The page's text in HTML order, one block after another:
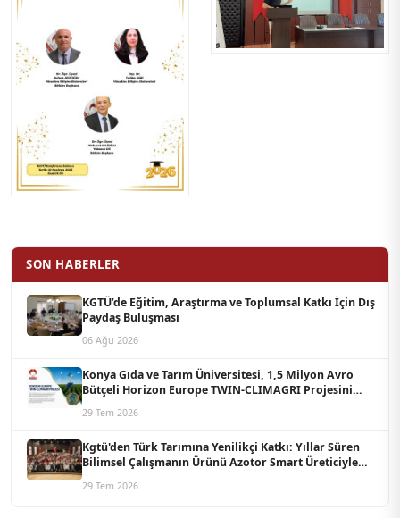
SON HABERLER
KGTÜ’de Eğitim, Araştırma ve Toplumsal Katkı İçin Dış
Paydaş Buluşması
06 Ağu 2026
Konya Gıda ve Tarım Üniversitesi, 1,5 Milyon Avro
Bütçeli Horizon Europe TWIN-CLIMAGRI Projesini
29 Tem 2026
Kgtü'den Türk Tarımına Yenilikçi Katkı: Yıllar Süren
Bilimsel Çalışmanın Ürünü Azotor Smart Üreticiyle
29 Tem 2026